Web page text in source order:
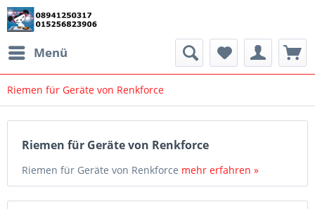
Menü
Riemen für Geräte von Renkforce
Riemen für Geräte von Renkforce
Riemen für Geräte von Renkforce mehr erfahren »